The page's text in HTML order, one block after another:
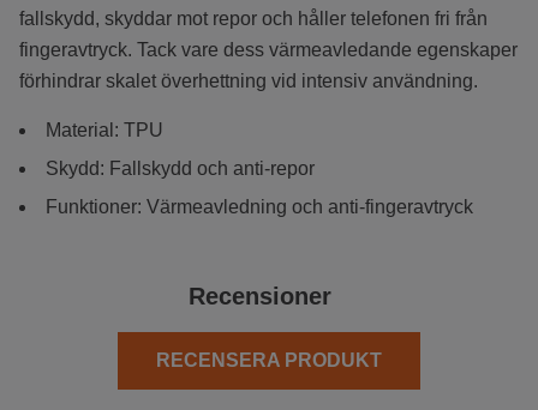
fallskydd, skyddar mot repor och håller telefonen fri från
fingeravtryck. Tack vare dess värmeavledande egenskaper
förhindrar skalet överhettning vid intensiv användning.
Material: TPU
Skydd: Fallskydd och anti-repor
Funktioner: Värmeavledning och anti-fingeravtryck
Recensioner
RECENSERA PRODUKT